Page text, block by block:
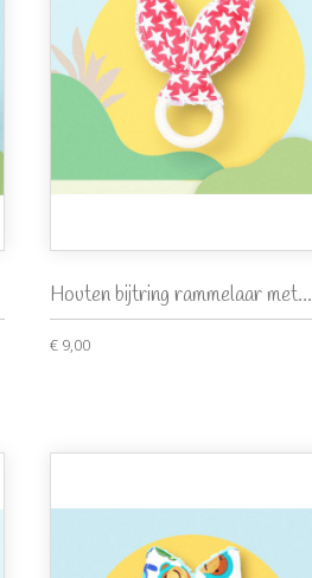
Houten bijtring rammelaar met...
€ 9,00